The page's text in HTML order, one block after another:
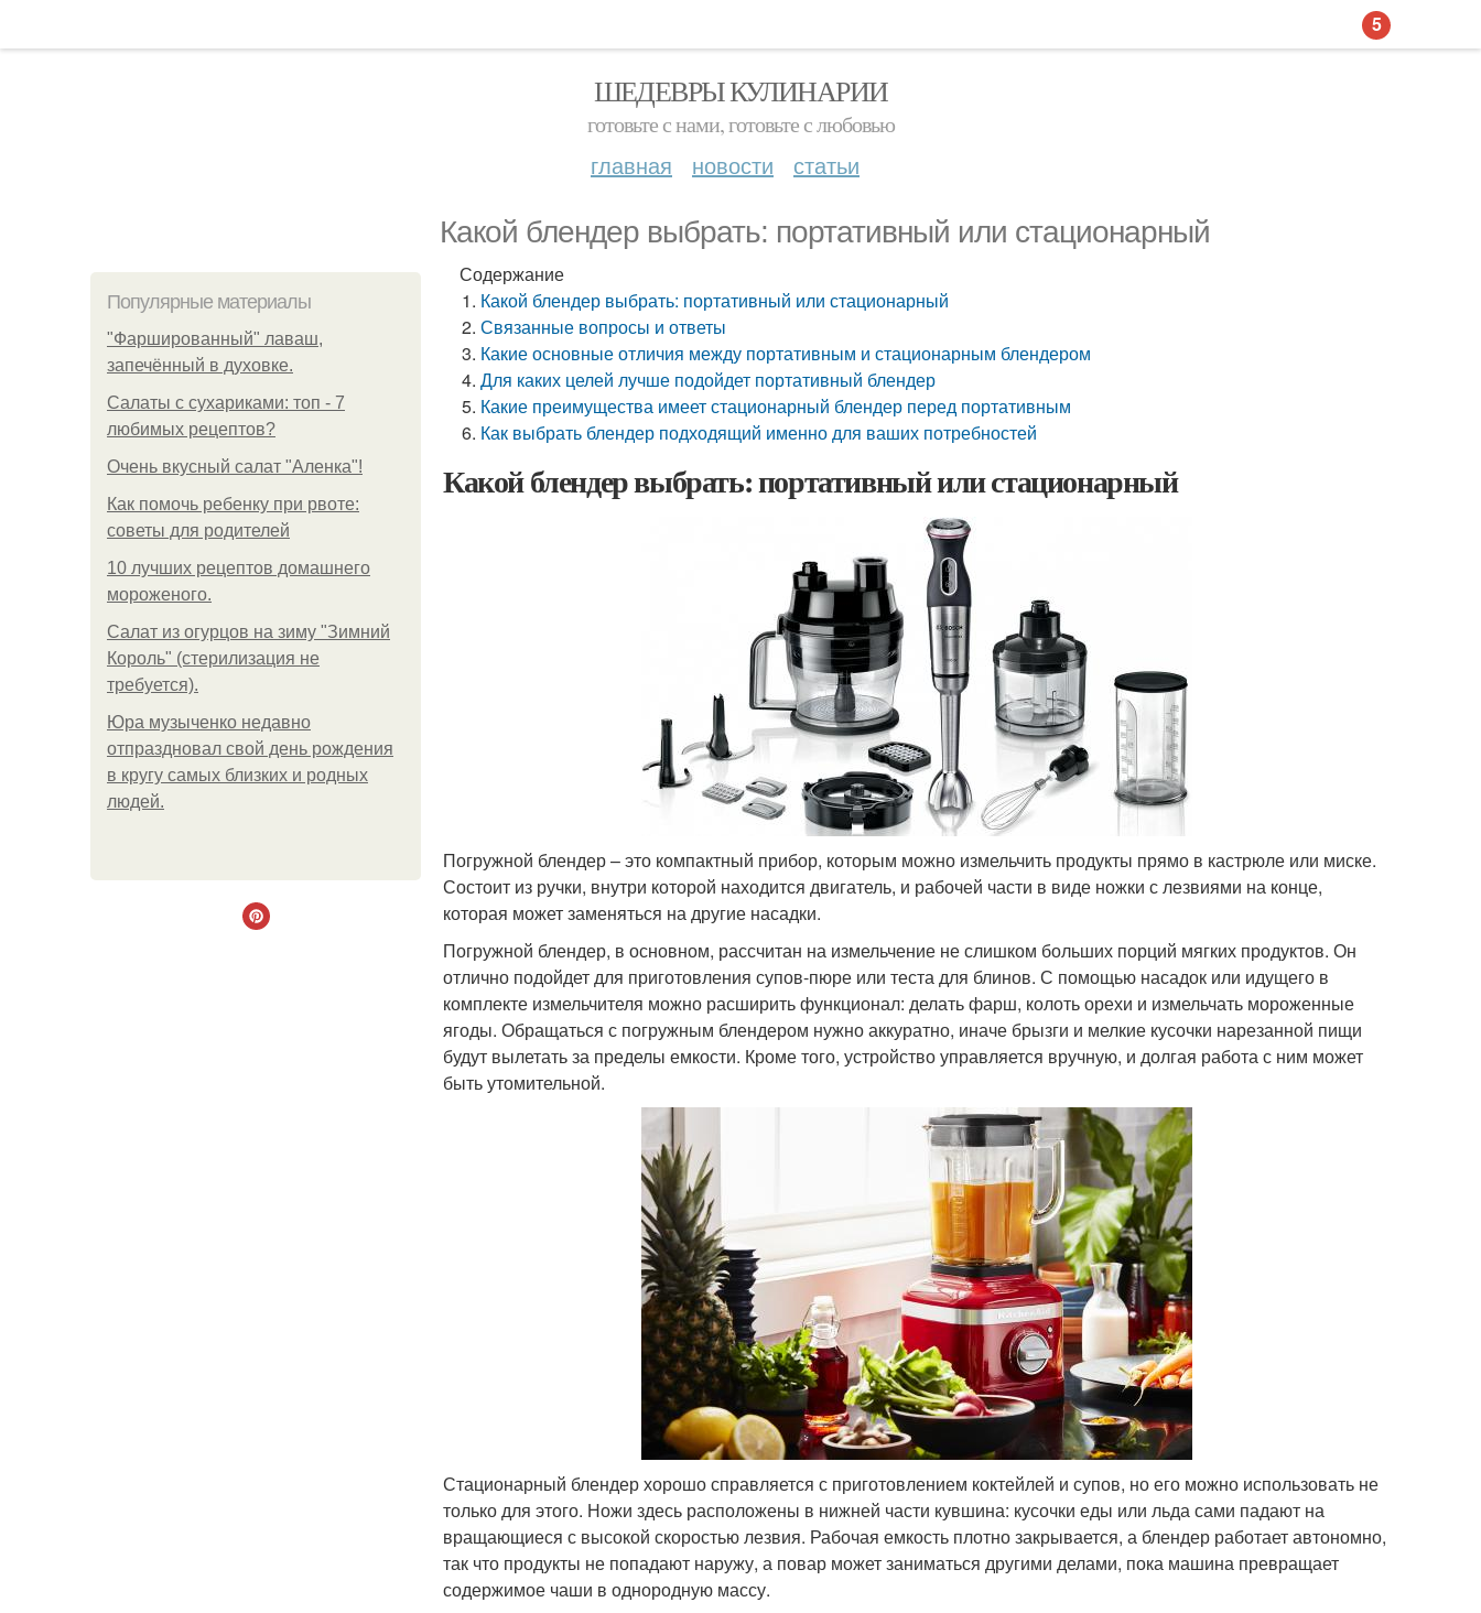
ШЕДЕВРЫ КУЛИНАРИИ
готовьте с нами, готовьте с любовью
главная новости статьи
Какой блендер выбрать: портативный или стационарный
Популярные материалы
"Фаршированный" лаваш,
запечённый в духовке.
Салаты с сухариками: топ - 7
любимых рецептов?
Очень вкусный салат "Аленка"!
Как помочь ребенку при рвоте:
советы для родителей
10 лучших рецептов домашнего
мороженого.
Салат из огурцов на зиму "Зимний
Король" (стерилизация не
требуется).
Юра музыченко недавно
отпраздновал свой день рождения
в кругу самых близких и родных
людей.
Содержание
Какой блендер выбрать: портативный или стационарный
Связанные вопросы и ответы
Какие основные отличия между портативным и стационарным блендером
Для каких целей лучше подойдет портативный блендер
Какие преимущества имеет стационарный блендер перед портативным
Как выбрать блендер подходящий именно для ваших потребностей
Какой блендер выбрать: портативный или стационарный
Погружной блендер – это компактный прибор, которым можно измельчить продукты прямо в кастрюле или миске.
Состоит из ручки, внутри которой находится двигатель, и рабочей части в виде ножки с лезвиями на конце,
которая может заменяться на другие насадки.
Погружной блендер, в основном, рассчитан на измельчение не слишком больших порций мягких продуктов. Он
отлично подойдет для приготовления супов-пюре или теста для блинов. С помощью насадок или идущего в
комплекте измельчителя можно расширить функционал: делать фарш, колоть орехи и измельчать мороженные
ягоды. Обращаться с погружным блендером нужно аккуратно, иначе брызги и мелкие кусочки нарезанной пищи
будут вылетать за пределы емкости. Кроме того, устройство управляется вручную, и долгая работа с ним может
быть утомительной.
Стационарный блендер хорошо справляется с приготовлением коктейлей и супов, но его можно использовать не
только для этого. Ножи здесь расположены в нижней части кувшина: кусочки еды или льда сами падают на
вращающиеся с высокой скоростью лезвия. Рабочая емкость плотно закрывается, а блендер работает автономно,
так что продукты не попадают наружу, а повар может заниматься другими делами, пока машина превращает
содержимое чаши в однородную массу.
5